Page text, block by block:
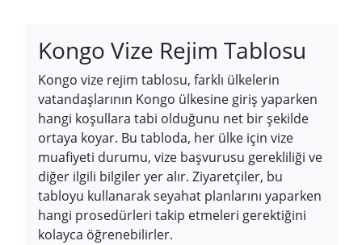
Kongo Vize Rejim Tablosu
Kongo vize rejim tablosu, farklı ülkelerin
vatandaşlarının Kongo ülkesine giriş yaparken
hangi koşullara tabi olduğunu net bir şekilde
ortaya koyar. Bu tabloda, her ülke için vize
muafiyeti durumu, vize başvurusu gerekliliği ve
diğer ilgili bilgiler yer alır. Ziyaretçiler, bu
tabloyu kullanarak seyahat planlarını yaparken
hangi prosedürleri takip etmeleri gerektiğini
kolayca öğrenebilirler.